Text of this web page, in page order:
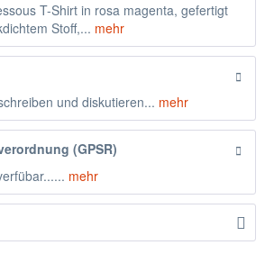
T-Shirt in rosa magenta, gefertigt
Stoff,... mehr
und diskutieren... mehr
(GPSR)
mehr